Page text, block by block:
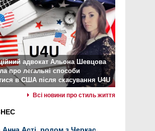
адвокат Альона Шевцова
про легальні способи
в США після скасування U4U
Всі новини про стиль життя